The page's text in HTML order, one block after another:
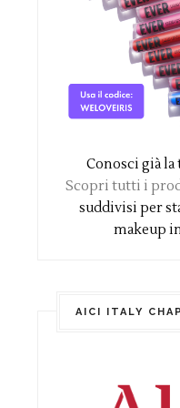
Conosci già la
Scopri tutti i
suddivisi per
makeup
AICI ITALY